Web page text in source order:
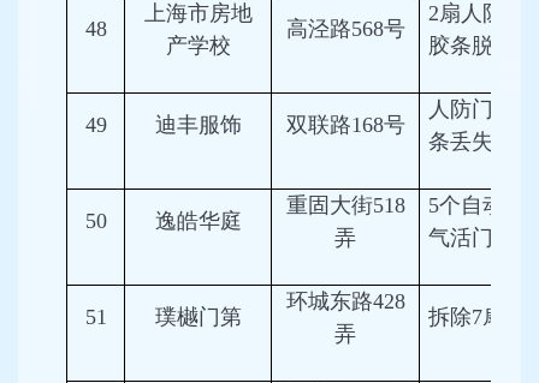
48
上海市房地
产学校
高泾路568号
2扇人防门
胶条脱落
49 迪丰服饰 双联路168号
人防门密
条丢失、
50 逸皓华庭
重固大街518
弄
5个自动超
气活门损坏
51 璞樾门第
环城东路428
弄
拆除7扇人